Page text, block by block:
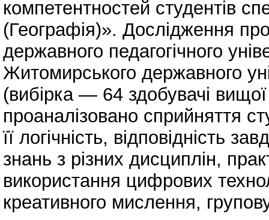
компетентностей студентів
(Географія)». Дослідження
державного педагогічного
Житомирського державного
(вибірка — 64 здобувачі
проаналізовано сприйняття
її логічність, відповідність
знань з різних дисциплін,
використання цифрових
креативного мислення,